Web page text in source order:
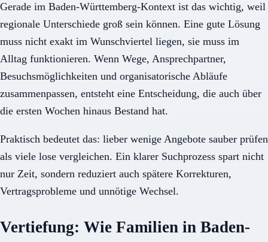
Gerade im Baden-Württemberg-Kontext ist das wichtig, weil
regionale Unterschiede groß sein können. Eine gute Lösung
muss nicht exakt im Wunschviertel liegen, sie muss im
Alltag funktionieren. Wenn Wege, Ansprechpartner,
Besuchsmöglichkeiten und organisatorische Abläufe
zusammenpassen, entsteht eine Entscheidung, die auch über
die ersten Wochen hinaus Bestand hat.
Praktisch bedeutet das: lieber wenige Angebote sauber prüfen
als viele lose vergleichen. Ein klarer Suchprozess spart nicht
nur Zeit, sondern reduziert auch spätere Korrekturen,
Vertragsprobleme und unnötige Wechsel.
Vertiefung: Wie Familien in Baden-